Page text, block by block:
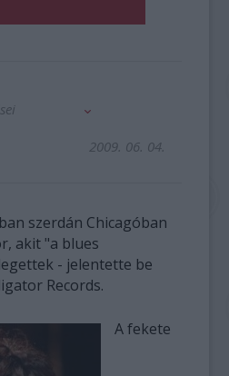
2009. 06. 04.
szerdán Chicagóban
akit "a blues
- jelentette be
Records.
A fekete